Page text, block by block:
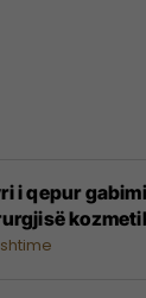
i qepur